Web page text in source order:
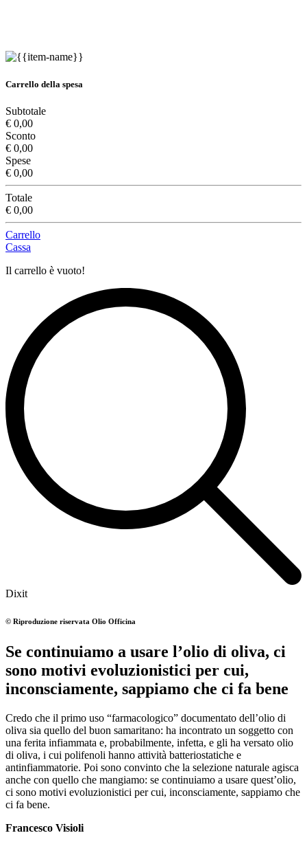
Carrello della spesa
Subtotale
€ 0,00
Sconto
€ 0,00
Spese
€ 0,00
Totale
€ 0,00
Carrello
Cassa
Il carrello è vuoto!
Dixit
© Riproduzione riservata Olio Officina
Se continuiamo a usare l’olio di oliva, ci
sono motivi evoluzionistici per cui,
inconsciamente, sappiamo che ci fa bene
Credo che il primo uso “farmacologico” documentato dell’olio di
oliva sia quello del buon samaritano: ha incontrato un soggetto con
una ferita infiammata e, probabilmente, infetta, e gli ha versato olio
di oliva, i cui polifenoli hanno attività batteriostatiche e
antinfiammatorie. Poi sono convinto che la selezione naturale agisca
anche con quello che mangiamo: se continuiamo a usare quest’olio,
ci sono motivi evoluzionistici per cui, inconsciamente, sappiamo che
ci fa bene.
Francesco Visioli